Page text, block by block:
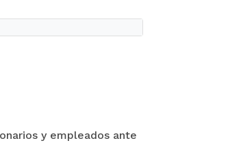
y empleados ante